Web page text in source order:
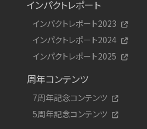
インパクトレポート
インパクトレポート2023
インパクトレポート2024
インパクトレポート2025
周年コンテンツ
7周年記念コンテンツ
5周年記念コンテンツ